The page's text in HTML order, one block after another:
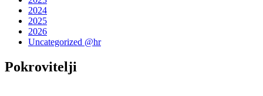
2024
2025
2026
Uncategorized @hr
Pokrovitelji